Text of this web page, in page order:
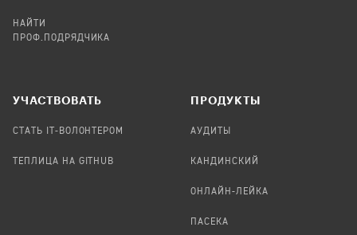
НАЙТИ
ПРОФ.ПОДРЯДЧИКА
УЧАСТВОВАТЬ
СТАТЬ IT-ВОЛОНТЕРОМ
ТЕПЛИЦА НА GITHUB
ПРОДУКТЫ
АУДИТЫ
КАНДИНСКИЙ
ОНЛАЙН-ЛЕЙКА
ПАСЕКА